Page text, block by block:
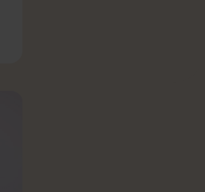
VARUMÄRKE